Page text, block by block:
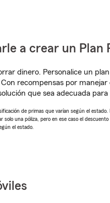
a crear un Plan
dinero. Personalice un
recompensas por
que sea adecuada para
de primas que varían según el
una póliza, pero en ese caso el
el estado.